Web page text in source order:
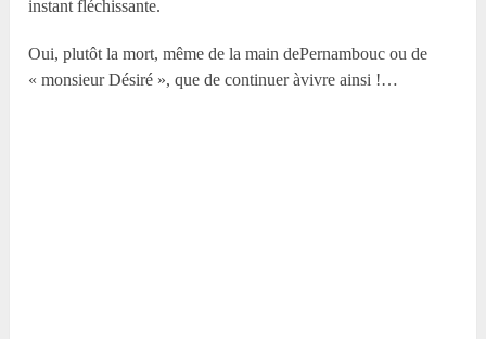
instant fléchissante.
Oui, plutôt la mort, même de la main dePernambouc ou de
« monsieur Désiré », que de continuer àvivre ainsi !…